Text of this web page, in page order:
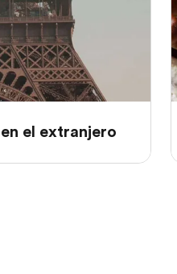
el extranjero